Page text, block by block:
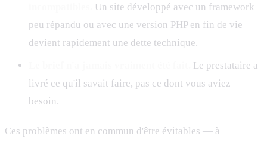
Un site développé avec un framework
peu répandu ou avec une version PHP en fin de vie
devient rapidement une dette technique.
Le prestataire a
livré ce qu'il savait faire, pas ce dont vous aviez
besoin.
Ces problèmes ont en commun d'être évitables — à